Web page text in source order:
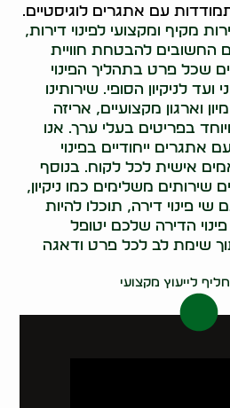
עם אתגרים לוגיסטיים.
מקיף ומקצועי לפינוי דירות,
להבטחת חוויית
שכל פרט בתהליך הפינוי
לניקיון הסופי. שירותינו
וארגון מקצועיים, אריזה
בפריטים בעלי ערך. אנו
ייחודיים בפינוי
אישית לכל לקוח. בנוסף
שירותים משלימים כמו ניקיון,
שי פינוי דירה, תוכלו להיות
הדירה שלכם יטופל
שימת לב לכל פרט ודאגה
לייעוץ מקצועי